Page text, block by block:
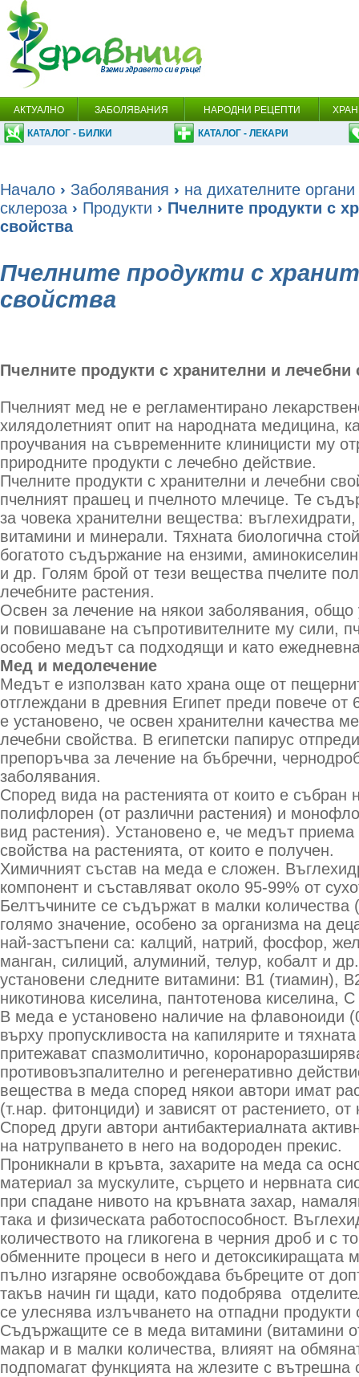
АКТУАЛНО ЗАБОЛЯВАНИЯ НАРОДНИ РЕЦЕПТИ
КАТАЛОГ - БИЛКИ КАТАЛОГ - ЛЕКАРИ
Начало › Заболявания › на дихателните
склероза › Продукти › Пчелните продукти с
свойства
Пчелните продукти с
свойства
Пчелните продукти с хранителни и лечебни
Пчелният мед не е регламентирано
хилядолетният опит на народната медицина,
проучвания на съвременните клиницисти му
природните продукти с лечебно действие.
Пчелните продукти с хранителни и лечебни
пчелният прашец и пчелното млечице. Те
за човека хранителни вещества:
витамини и минерали. Тяхната биологична
богатото съдържание на ензими,
и др. Голям брой от тези вещества пчелите
лечебните растения.
Освен за лечение на някои заболявания, общо
и повишаване на съпротивителните му сили,
особено медът са подходящи и като
Мед и медолечение
Медът е използван като храна още от
отглеждани в древния Египет преди повече
е установено, че освен хранителни качества
лечебни свойства. В египетски папирус
препоръчва за лечение на бъбречни,
заболявания.
Според вида на растенията от които е събран
полифлорен (от различни растения) и
вид растения). Установено е, че медът приема
свойства на растенията, от които е получен.
Химичният състав на меда е сложен.
компонент и съставляват около 95-99% от
Белтъчините се съдържат в малки количества
голямо значение, особено за организма на
най-застъпени са: калций, натрий, фосфор,
манган, силиций, алуминий, телур, кобалт и
установени следните витамини: В1 (тиамин),
никотинова киселина, пантотенова киселина,
В меда е установено наличие на флавоноиди
върху пропускливоста на капилярите и
притежават спазмолитично,
противовъзпалително и регенеративно
вещества в меда според някои автори имат
(т.нар. фитонциди) и зависят от растението,
Според други автори антибактериалната
на натрупването в него на водороден прекис.
Проникнали в кръвта, захарите на меда са
материал за мускулите, сърцето и нервната
при спадане нивото на кръвната захар,
така и физическата работоспособност.
количеството на гликогена в черния дроб и с
обменните процеси в него и детоксикиращата
пълно изгаряне освобождава бъбреците от
такъв начин ги щади, като подобрява
се улеснява излъчването на отпадни продукти
Съдържащите се в меда витамини (витамини
макар и в малки количества, влияят на
подпомагат функцията на жлезите с вътрешна